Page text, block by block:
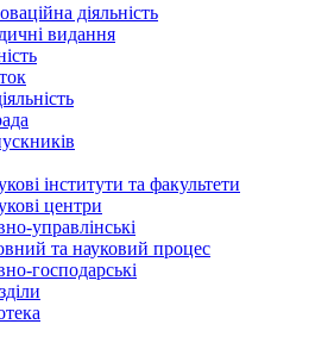
діяльність
видання
інститути та факультети
центри
управлінські
та науковий процес
господарські